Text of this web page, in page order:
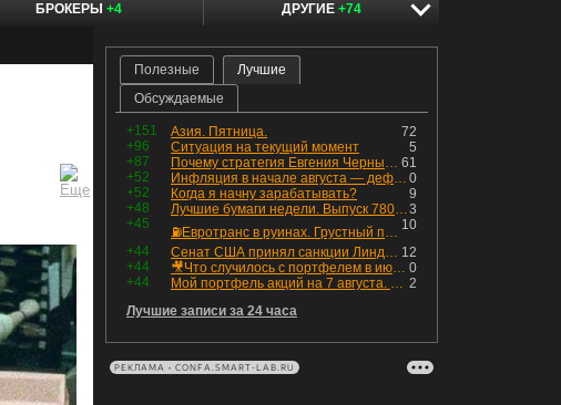
БРОКЕРЫ +4 ДРУГИЕ +74
Полезные
Лучшие
Обсуждаемые
+151 72
Азия. Пятница.
+96
5
Ситуация на текущий момент
+87
61
Почему стратегия Евгения Черных приведет вас к убыткам в 2026 году
+52
0
Инфляция в начале августа — дефляция из-за топлива и плодоовощной корзины, но услуги продолжают дорожать, а рубль начал ослабевать.
+52
9
Когда я начну зарабатывать?
+48
3
Лучшие бумаги недели. Выпуск 780 – обновления для пятницы
+45
10
⛽️Евротранс в руинах. Грустный пост😶😞 Что изменилось в облигациях?
+44
12
Сенат США принял санкции Линдси Грэма против России
+44
0
🎥Что случилось с портфелем в июле - честный разбор / Инвестировать Просто
+44
2
Мой портфель акций на 7 августа. Покупки активов и реинвестирование дивидендов. Создание пассивного дохода
Лучшие записи за 24 часа
РЕКЛАМА • CONFA.SMART-LAB.RU